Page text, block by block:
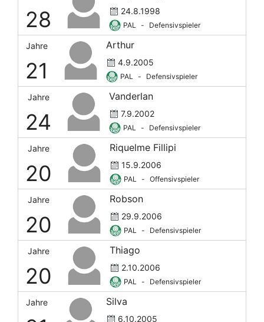
28 24.8.1998
PAL - Defensivspieler
Jahre
21
Arthur
4.9.2005
PAL - Defensivspieler
Jahre
24
Vanderlan
7.9.2002
PAL - Defensivspieler
Jahre
20
Riquelme Fillipi
15.9.2006
PAL - Offensivspieler
Jahre
20
Robson
29.9.2006
PAL - Defensivspieler
Jahre
20
Thiago
2.10.2006
PAL - Defensivspieler
Jahre Silva
6.10.2005